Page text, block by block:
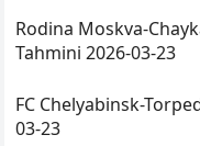
Rodina Moskva-
Tahmini 2026-03-23
FC Chelyabinsk-
03-23